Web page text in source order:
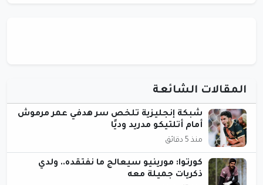
المقالات الشائعة
شبكة إنجليزية تلخص سر هدفي عمر مرموش
أمام أتلتيكو مدريد وديًا
منذ 5 دقائق
كورتوا: مورينيو سيعالج ما نفتقده.. ولدي
ذكريات جميلة معه